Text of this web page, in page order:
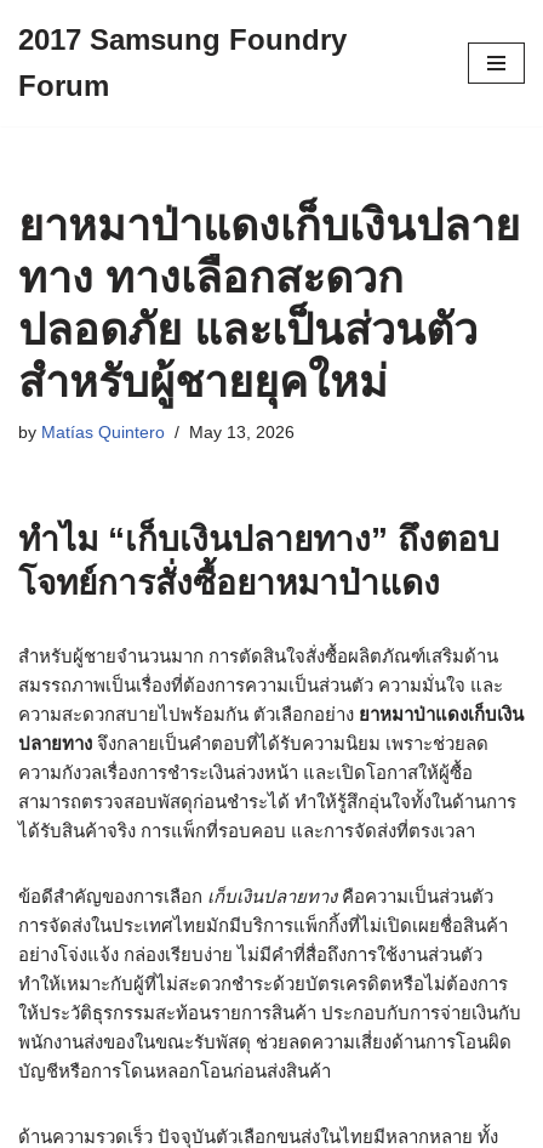
to
2017 Samsung Foundry
Forum
ยาหมาป่าแดงเก็บเงินปลาย
ทาง ทางเลือกสะดวก
ปลอดภัย และเป็นส่วนตัว
สำหรับผู้ชายยุคใหม่
by Matías Quintero May 13, 2026
ทำไม “เก็บเงินปลายทาง” ถึงตอบ
โจทย์การสั่งซื้อยาหมาป่าแดง
สำหรับผู้ชายจำนวนมาก การตัดสินใจสั่งซื้อผลิตภัณฑ์เสริมด้าน
สมรรถภาพเป็นเรื่องที่ต้องการความเป็นส่วนตัว ความมั่นใจ และ
ความสะดวกสบายไปพร้อมกัน ตัวเลือกอย่าง ยาหมาป่าแดงเก็บเงิน
ปลายทาง จึงกลายเป็นคำตอบที่ได้รับความนิยม เพราะช่วยลด
ความกังวลเรื่องการชำระเงินล่วงหน้า และเปิดโอกาสให้ผู้ซื้อ
สามารถตรวจสอบพัสดุก่อนชำระได้ ทำให้รู้สึกอุ่นใจทั้งในด้านการ
ได้รับสินค้าจริง การแพ็กที่รอบคอบ และการจัดส่งที่ตรงเวลา
ข้อดีสำคัญของการเลือก เก็บเงินปลายทางคือความเป็นส่วนตัว
การจัดส่งในประเทศไทยมักมีบริการแพ็กกิ้งที่ไม่เปิดเผยชื่อสินค้า
อย่างโจ่งแจ้ง กล่องเรียบง่าย ไม่มีคำที่สื่อถึงการใช้งานส่วนตัว
ทำให้เหมาะกับผู้ที่ไม่สะดวกชำระด้วยบัตรเครดิตหรือไม่ต้องการ
ให้ประวัติธุรกรรมสะท้อนรายการสินค้า ประกอบกับการจ่ายเงินกับ
พนักงานส่งของในขณะรับพัสดุ ช่วยลดความเสี่ยงด้านการโอนผิด
บัญชีหรือการโดนหลอกโอนก่อนส่งสินค้า
ด้านความรวดเร็ว ปัจจุบันตัวเลือกขนส่งในไทยมีหลากหลาย ทั้ง